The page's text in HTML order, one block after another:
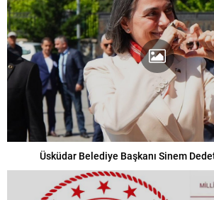
Üsküdar Belediye Başkanı Sinem